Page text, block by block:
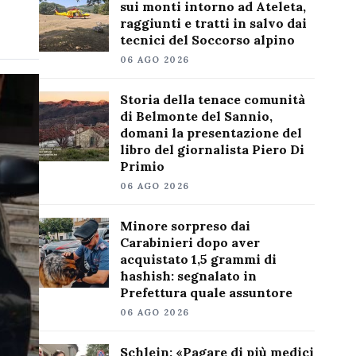
sui monti intorno ad Ateleta,
raggiunti e tratti in salvo dai
tecnici del Soccorso alpino
06 AGO 2026
Storia della tenace comunità
di Belmonte del Sannio,
domani la presentazione del
libro del giornalista Piero Di
Primio
06 AGO 2026
Minore sorpreso dai
Carabinieri dopo aver
acquistato 1,5 grammi di
hashish: segnalato in
Prefettura quale assuntore
06 AGO 2026
Schlein: «Pagare di più medici